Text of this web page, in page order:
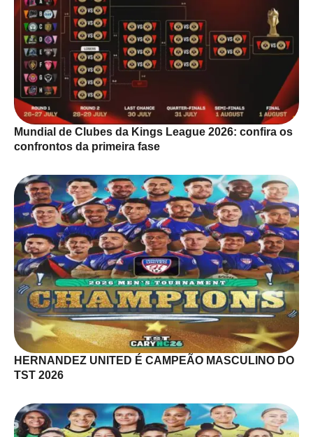
Mundial de Clubes da Kings League 2026: confira os
confrontos da primeira fase
HERNANDEZ UNITED É CAMPEÃO MASCULINO DO
TST 2026